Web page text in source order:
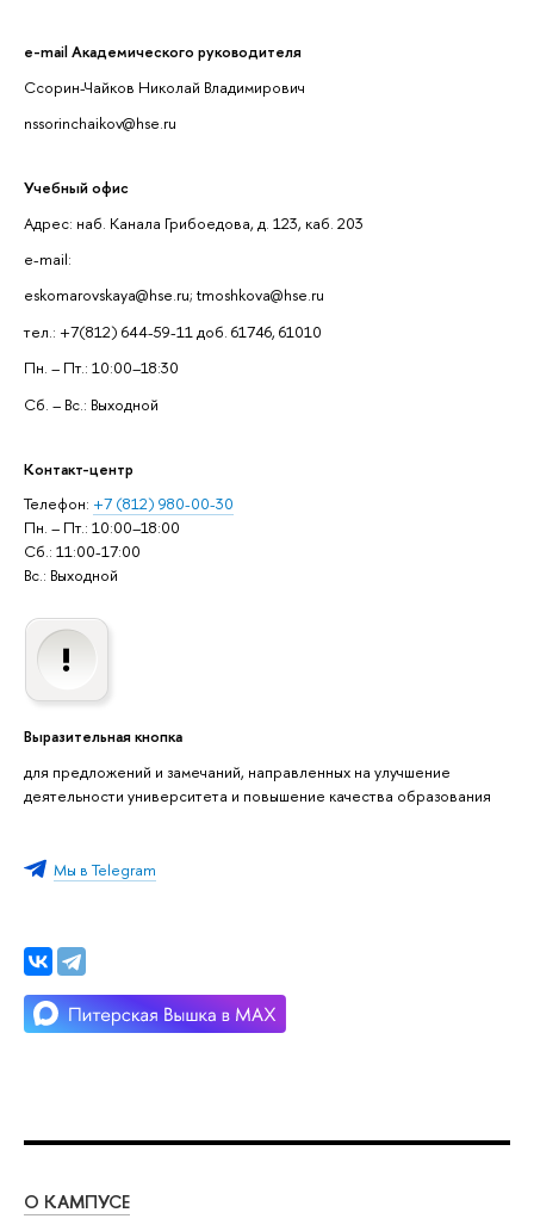
e-mail Академического руководителя
Ссорин-Чайков Николай Владимирович
nssorinchaikov@hse.ru
Учебный офис
Адрес: наб. Канала Грибоедова, д. 123, каб. 203
e-mail:
eskomarovskaya@hse.ru; tmoshkova@hse.ru
тел.: +7(812) 644-59-11 доб. 61746, 61010
Пн. – Пт.: 10:00–18:30
Сб. – Вс.: Выходной
Контакт-центр
Телефон: +7 (812) 980-00-30
Пн. – Пт.: 10:00–18:00
Сб.: 11:00-17:00
Вс.: Выходной
Выразительная кнопка
для предложений и замечаний, направленных на улучшение
деятельности университета и повышение качества образования
Мы в Telegram
О КАМПУСЕ